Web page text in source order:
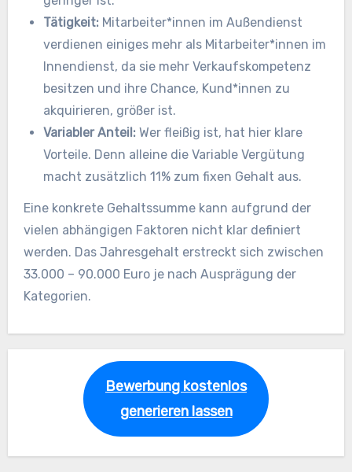
Tätigkeit: Mitarbeiter*innen im Außendienst
verdienen einiges mehr als Mitarbeiter*innen im
Innendienst, da sie mehr Verkaufskompetenz
besitzen und ihre Chance, Kund*innen zu
akquirieren, größer ist.
Variabler Anteil: Wer fleißig ist, hat hier klare
Vorteile. Denn alleine die Variable Vergütung
macht zusätzlich 11% zum fixen Gehalt aus.
Eine konkrete Gehaltssumme kann aufgrund der
vielen abhängigen Faktoren nicht klar definiert
werden. Das Jahresgehalt erstreckt sich zwischen
33.000 – 90.000 Euro je nach Ausprägung der
Kategorien.
Bewerbung kostenlos
generieren lassen